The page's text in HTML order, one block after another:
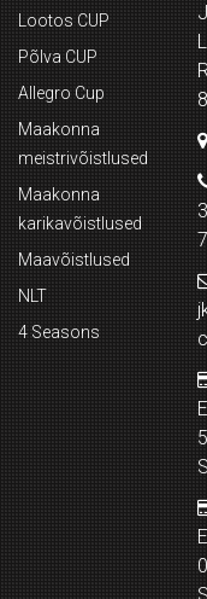
Lootos CUP
Põlva CUP
Allegro Cup
Maakonna
meistrivõistlused
Maakonna
karikavõistlused
Maavõistlused
NLT
4 Seasons